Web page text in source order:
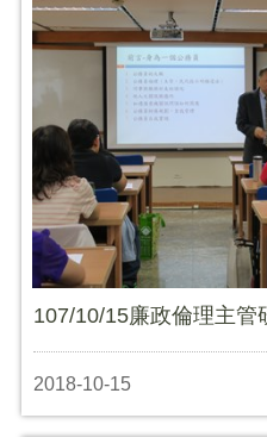
107/10/15廉政倫理主管
2018-10-15